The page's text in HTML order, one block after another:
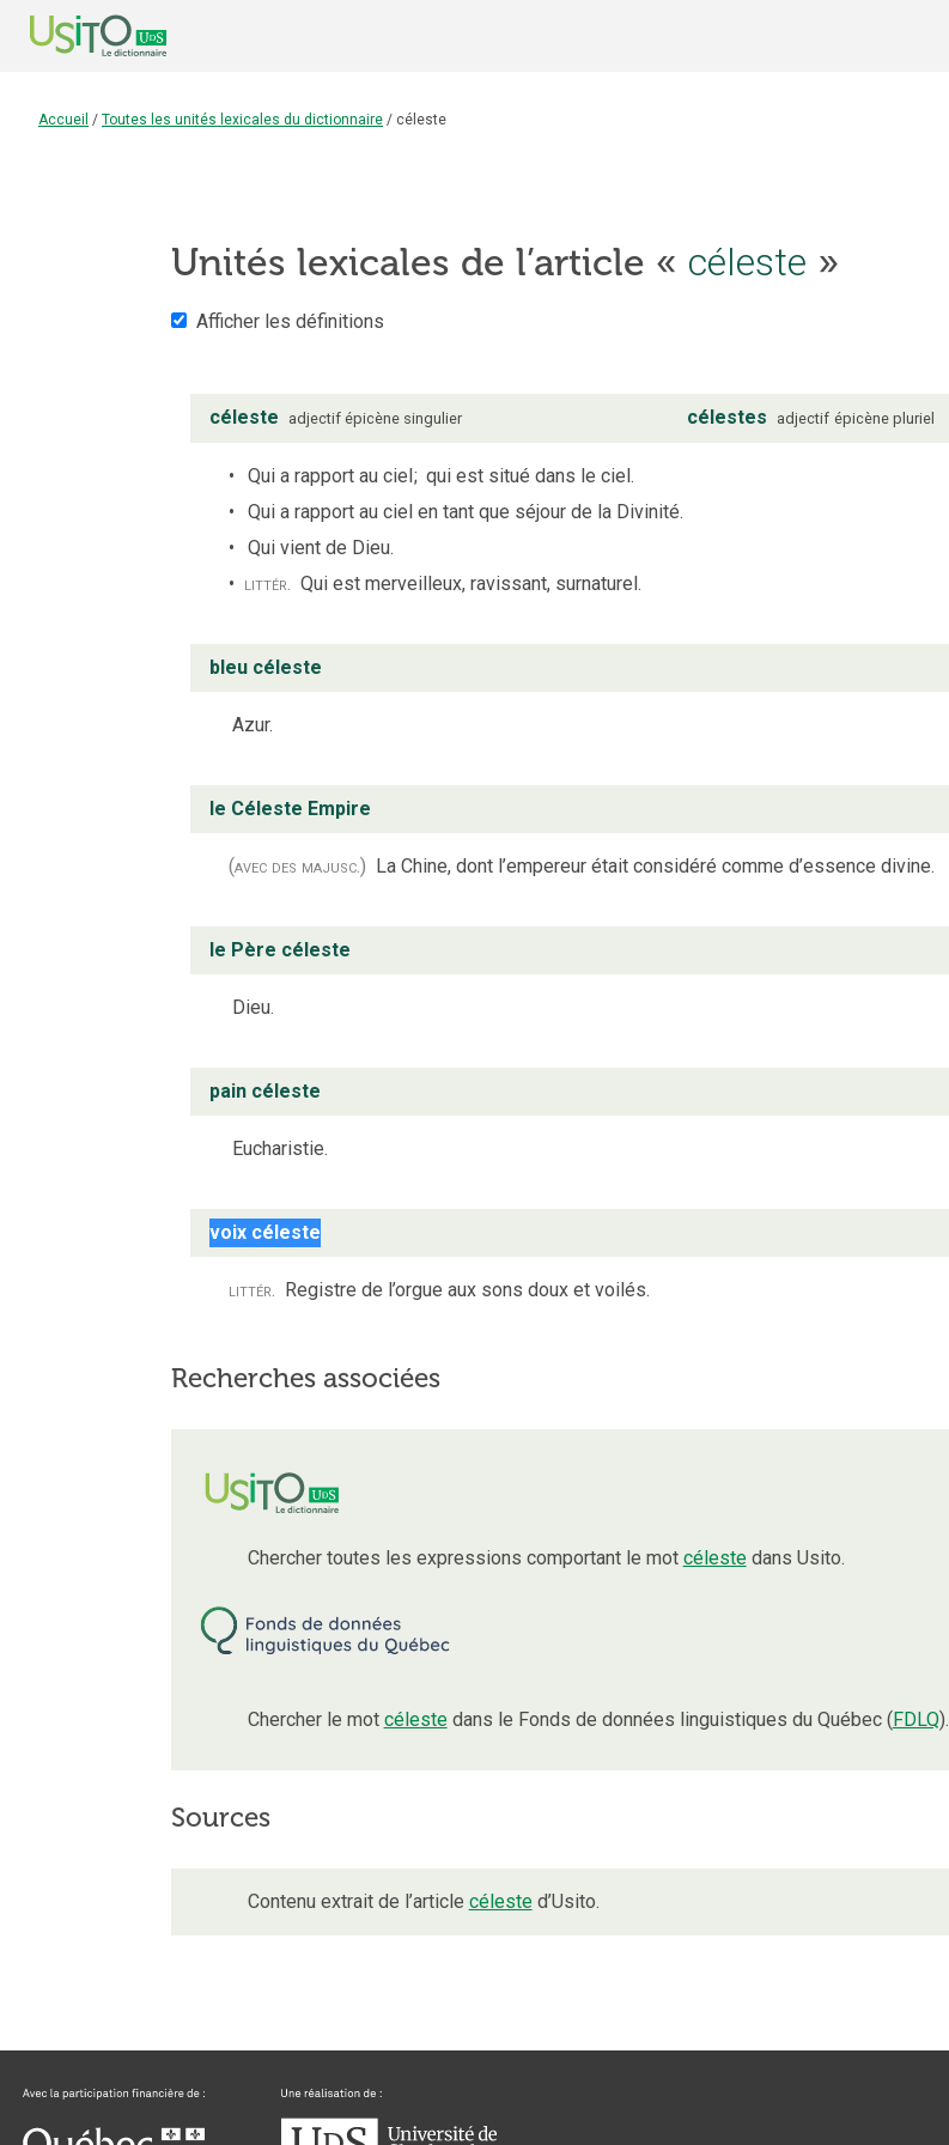
Accueil / Toutes les unités lexicales du dictionnaire / céleste
Unités lexicales de l’article « céleste »
Afficher les définitions
céleste adjectif épicène singulier célestes adjectif épicène pluriel
Qui a rapport au ciel; qui est situé dans le ciel.
Qui a rapport au ciel en tant que séjour de la Divinité.
Qui vient de Dieu.
littér. Qui est merveilleux, ravissant, surnaturel.
bleu céleste
Azur.
le Céleste Empire
(avec des majusc.) La Chine, dont l’empereur était considéré comme d’essence divine.
le Père céleste
Dieu.
pain céleste
Eucharistie.
voix céleste
littér. Registre de l’orgue aux sons doux et voilés.
Recherches associées
Chercher toutes les expressions comportant le mot célestedans Usito.
Chercher le mot célestedans le Fonds de données linguistiques du Québec (FDLQ).
Sources
Contenu extrait de l’article célested’Usito.